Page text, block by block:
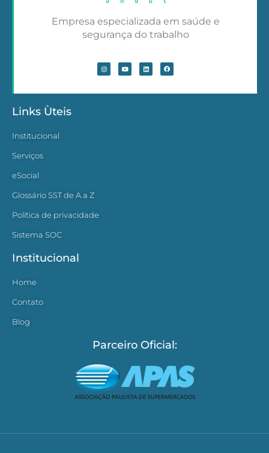
Empresa especializada em saúde e
segurança do trabalho
Links Ùteis
Institucional
Serviços
eSocial
Glossário SST de A a Z
Política de privacidade
Sistema SOC
Institucional
Home
Contato
Blog
Parceiro Oficial: